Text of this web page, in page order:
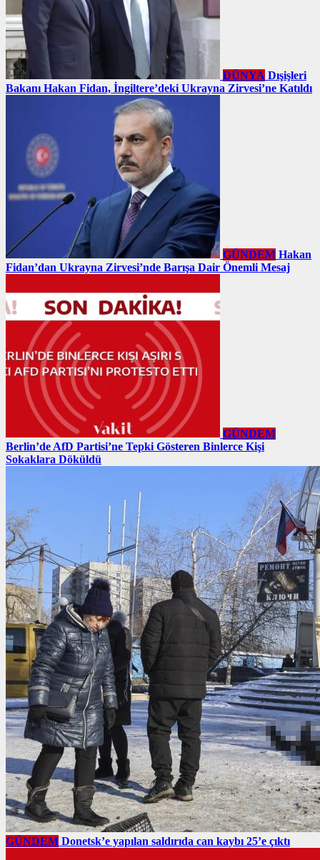
DÜNYA Dışişleri
Bakanı Hakan Fidan, İngiltere’deki Ukrayna Zirvesi’ne Katıldı
GÜNDEM Hakan
Fidan’dan Ukrayna Zirvesi’nde Barışa Dair Önemli Mesaj
GÜNDEM
Berlin’de AfD Partisi’ne Tepki Gösteren Binlerce Kişi
Sokaklara Döküldü
GÜNDEM Donetsk’e yapılan saldırıda can kaybı 25’e çıktı